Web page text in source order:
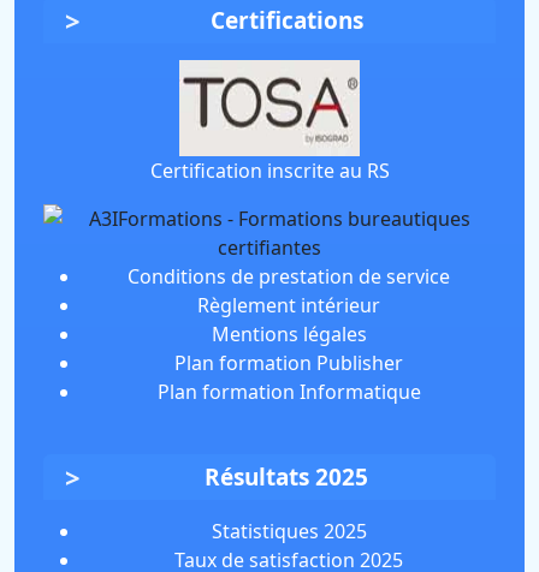
Certifications
Certification inscrite au RS
Conditions de prestation de service
Règlement intérieur
Mentions légales
Plan formation Publisher
Plan formation Informatique
Résultats 2025
Statistiques 2025
Taux de satisfaction 2025